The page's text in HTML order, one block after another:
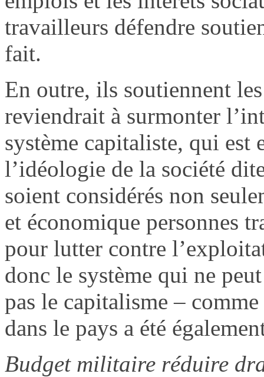
travailleurs défendre
fait.
En outre, ils soutiennent
reviendrait à surmonter
système capitaliste, qui est
l’idéologie de la société
soient considérés non
et économique personnes
pour lutter contre
donc le système qui ne
pas le capitalisme –
dans le pays a été
Budget militaire réduire